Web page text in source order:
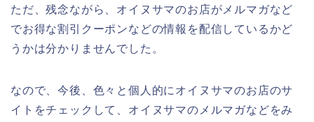
ただ、残念ながら、オイヌサマのお店がメルマガなど
でお得な割引クーポンなどの情報を配信しているかど
うかは分かりませんでした。
なので、今後、色々と個人的にオイヌサマのお店のサ
イトをチェックして、オイヌサマのメルマガなどをみ